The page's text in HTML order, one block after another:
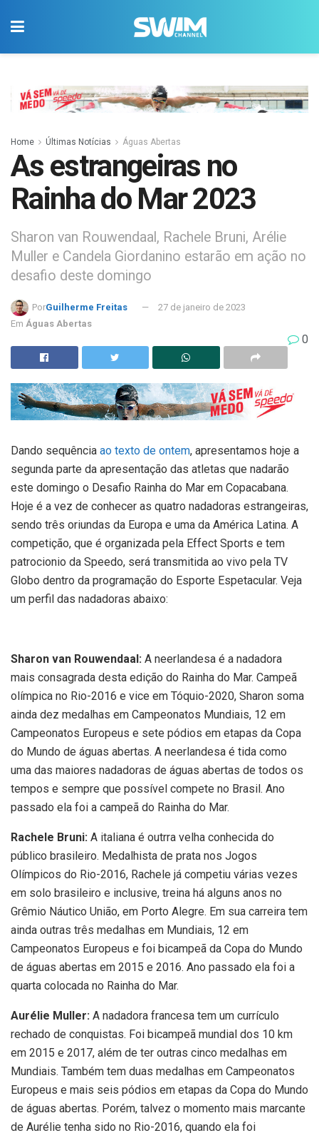
Home Últimas Notícias Águas Abertas
As estrangeiras no
Rainha do Mar 2023
Sharon van Rouwendaal, Rachele Bruni, Arélie
Muller e Candela Giordanino estarão em ação no
desafio deste domingo
PorGuilherme Freitas
27 de janeiro de 2023
Em Águas Abertas
0
Dando sequência ao texto de ontem, apresentamos hoje a
segunda parte da apresentação das atletas que nadarão
este domingo o Desafio Rainha do Mar em Copacabana.
Hoje é a vez de conhecer as quatro nadadoras estrangeiras,
sendo três oriundas da Europa e uma da América Latina. A
competição, que é organizada pela Effect Sports e tem
patrocionio da Speedo, será transmitida ao vivo pela TV
Globo dentro da programação do Esporte Espetacular. Veja
um perfil das nadadoras abaixo:
Sharon van Rouwendaal: A neerlandesa é a nadadora
mais consagrada desta edição do Rainha do Mar. Campeã
olímpica no Rio-2016 e vice em Tóquio-2020, Sharon soma
ainda dez medalhas em Campeonatos Mundiais, 12 em
Campeonatos Europeus e sete pódios em etapas da Copa
do Mundo de águas abertas. A neerlandesa é tida como
uma das maiores nadadoras de águas abertas de todos os
tempos e sempre que possível compete no Brasil. Ano
passado ela foi a campeã do Rainha do Mar.
Rachele Bruni: A italiana é outrra velha conhecida do
público brasileiro. Medalhista de prata nos Jogos
Olímpicos do Rio-2016, Rachele já competiu várias vezes
em solo brasileiro e inclusive, treina há alguns anos no
Grêmio Náutico União, em Porto Alegre. Em sua carreira tem
ainda outras três medalhas em Mundiais, 12 em
Campeonatos Europeus e foi bicampeã da Copa do Mundo
de águas abertas em 2015 e 2016. Ano passado ela foi a
quarta colocada no Rainha do Mar.
Aurélie Muller: A nadadora francesa tem um currículo
rechado de conquistas. Foi bicampeã mundial dos 10 km
em 2015 e 2017, além de ter outras cinco medalhas em
Mundiais. Também tem duas medalhas em Campeonatos
Europeus e mais seis pódios em etapas da Copa do Mundo
de águas abertas. Porém, talvez o momento mais marcante
de Aurélie tenha sido no Rio-2016, quando ela foi